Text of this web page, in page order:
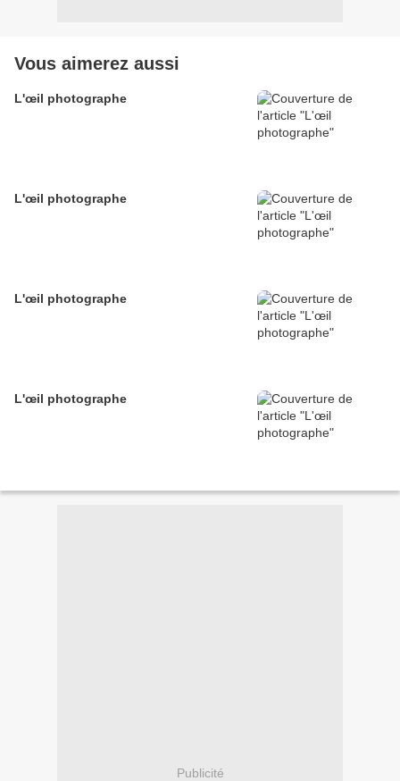
Vous aimerez aussi
L'œil photographe
L'œil photographe
L'œil photographe
L'œil photographe
Publicité